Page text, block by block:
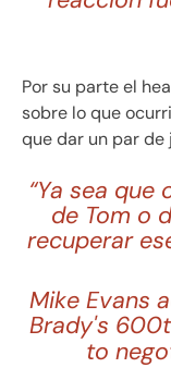
Por su parte el
sobre lo que
que dar un par
“Ya sea
de Tom o
recuperar
Mike Evans
Brady's
to